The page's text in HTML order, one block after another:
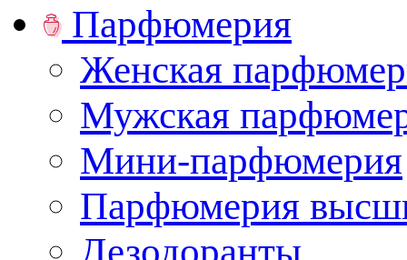
Парфюмерия
Женская
Мужская
Мини-парфюмерия
Парфюмерия
Дезодоранты